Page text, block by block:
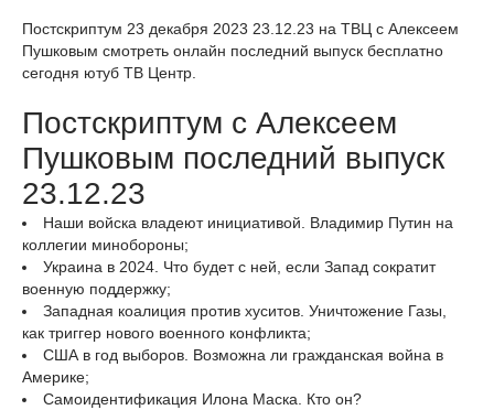
Постскриптум 23 декабря 2023 23.12.23 на ТВЦ с Алексеем
Пушковым смотреть онлайн последний выпуск бесплатно
сегодня ютуб ТВ Центр.
Постскриптум с Алексеем
Пушковым последний выпуск
23.12.23
Наши войска владеют инициативой. Владимир Путин на
коллегии минобороны;
Украина в 2024. Что будет с ней, если Запад сократит
военную поддержку;
Западная коалиция против хуситов. Уничтожение Газы,
как триггер нового военного конфликта;
США в год выборов. Возможна ли гражданская война в
Америке;
Самоидентификация Илона Маска. Кто он?